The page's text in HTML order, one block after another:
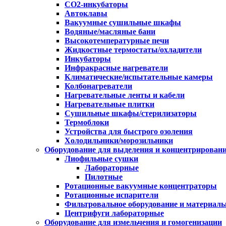
CO2-инкубаторы
Автоклавы
Вакуумные сушильные шкафы
Водяные/масляные бани
Высокотемпературные печи
Жидкостные термостаты/охладители
Инкубаторы
Инфракрасные нагреватели
Климатические/испытательные камеры
Колбонагреватели
Нагревательные ленты и кабели
Нагревательные плитки
Сушильные шкафы/стерилизаторы
Термоблоки
Устройства для быстрого озоления
Холодильники/морозильники
Оборудование для выделения и
Лиофильные сушки
Лабораторные
Пилотные
Ротационные вакуумные концентраторы
Ротационные испарители
Фильтровальное оборудование и
Центрифуги лабораторные
Оборудование для измельчения и гомогенизации